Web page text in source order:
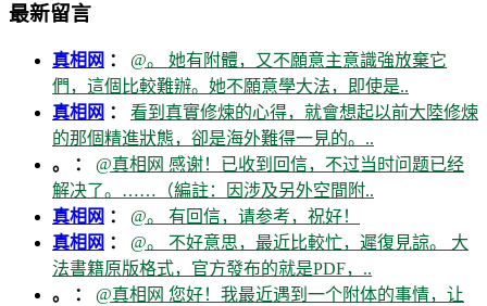
最新留言
真相网 ： @。 她有附體，又不願意主意識強放棄它
們，這個比較難辦。她不願意學大法，即使是..
真相网 ： 看到真實修煉的心得，就會想起以前大陸修煉
的那個精進狀態，卻是海外難得一見的。..
。 ： @真相网 感谢！已收到回信，不过当时问题已经
解决了。……（編註：因涉及另外空間附..
真相网 ： @。 有回信，请参考，祝好！
真相网 ： @。 不好意思，最近比較忙，遲復見諒。 大
法書籍原版格式，官方發布的就是PDF，..
。 ： @真相网 您好！我最近遇到一个附体的事情，让